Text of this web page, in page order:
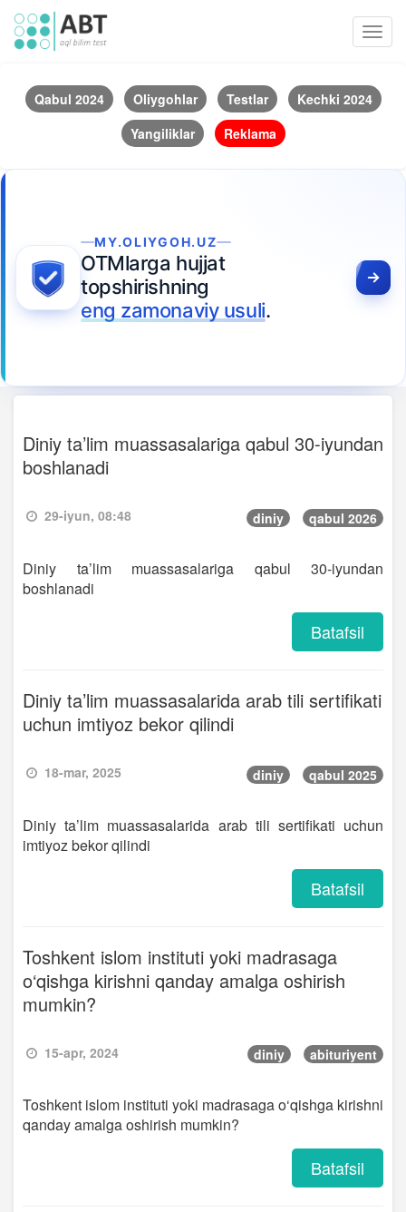
Qabul 2024 Oliygohlar Testlar
Kechki 2024
Yangiliklar
Reklama
MY.OLIYGOH.UZ
OTMlarga hujjat
topshirishning
eng zamonaviy usuli.
Diniy ta’lim muassasalariga qabul 30-iyundan
boshlanadi
29-iyun, 08:48 diniy qabul 2026
Diniy ta’lim muassasalariga qabul 30-iyundan
boshlanadi
Batafsil
Diniy ta’lim muassasalarida arab tili sertifikati
uchun imtiyoz bekor qilindi
18-mar, 2025 diniy qabul 2025
Diniy ta’lim muassasalarida arab tili sertifikati uchun
imtiyoz bekor qilindi
Batafsil
Toshkent islom instituti yoki madrasaga
o‘qishga kirishni qanday amalga oshirish
mumkin?
15-apr, 2024 diniy abituriyent
Toshkent islom instituti yoki madrasaga o‘qishga kirishni
qanday amalga oshirish mumkin?
Batafsil